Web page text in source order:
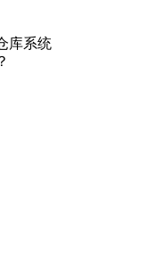
库系统